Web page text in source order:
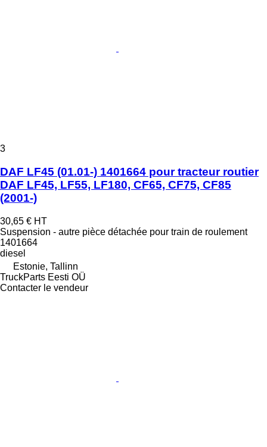
3
DAF LF45 (01.01-) 1401664 pour tracteur routier
DAF LF45, LF55, LF180, CF65, CF75, CF85
(2001-)
30,65 € HT
Suspension - autre pièce détachée pour train de roulement
1401664
diesel
Estonie, Tallinn
TruckParts Eesti OÜ
Contacter le vendeur